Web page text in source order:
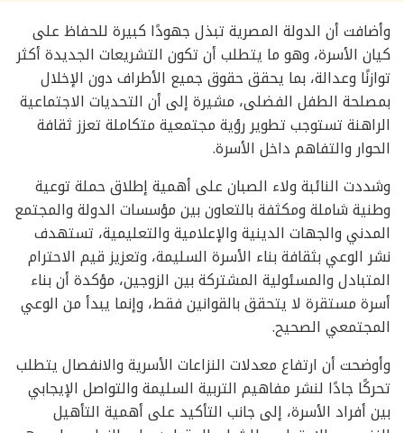
وأضافت أن الدولة المصرية تبذل جهودًا كبيرة للحفاظ على
كيان الأسرة، وهو ما يتطلب أن تكون التشريعات الجديدة أكثر
توازنًا وعدالة، بما يحقق حقوق جميع الأطراف دون الإخلال
بمصلحة الطفل الفضلى، مشيرة إلى أن التحديات الاجتماعية
الراهنة تستوجب تطوير رؤية مجتمعية متكاملة تعزز ثقافة
الحوار والتفاهم داخل الأسرة.
وشددت النائبة ولاء الصبان على أهمية إطلاق حملة توعية
وطنية شاملة ومكثفة بالتعاون بين مؤسسات الدولة والمجتمع
المدني والجهات الدينية والإعلامية والتعليمية، تستهدف
نشر الوعي بثقافة بناء الأسرة السليمة، وتعزيز قيم الاحترام
المتبادل والمسئولية المشتركة بين الزوجين، مؤكدة أن بناء
أسرة مستقرة لا يتحقق بالقوانين فقط، وإنما يبدأ من الوعي
المجتمعي الصحيح.
وأوضحت أن ارتفاع معدلات النزاعات الأسرية والانفصال يتطلب
تحركًا جادًا لنشر مفاهيم التربية السليمة والتواصل الإيجابي
بين أفراد الأسرة، إلى جانب التأكيد على أهمية التأهيل